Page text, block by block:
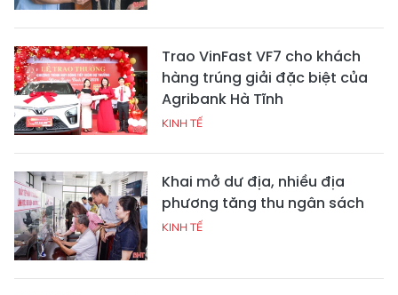
Trao VinFast VF7 cho khách
hàng trúng giải đặc biệt của
Agribank Hà Tĩnh
KINH TẾ
Khai mở dư địa, nhiều địa
phương tăng thu ngân sách
KINH TẾ